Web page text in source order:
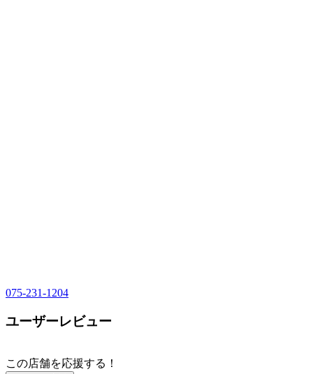
075-231-1204
ユーザーレビュー
この店舗を応援する！